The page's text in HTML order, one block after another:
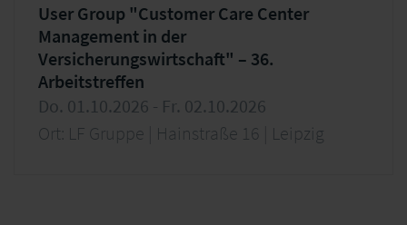
User Group "Customer Care Center
Management in der
Versicherungswirtschaft" – 36.
Arbeitstreffen
Do. 01.10.2026 - Fr. 02.10.2026
Ort: LF Gruppe | Hainstraße 16 | Leipzig